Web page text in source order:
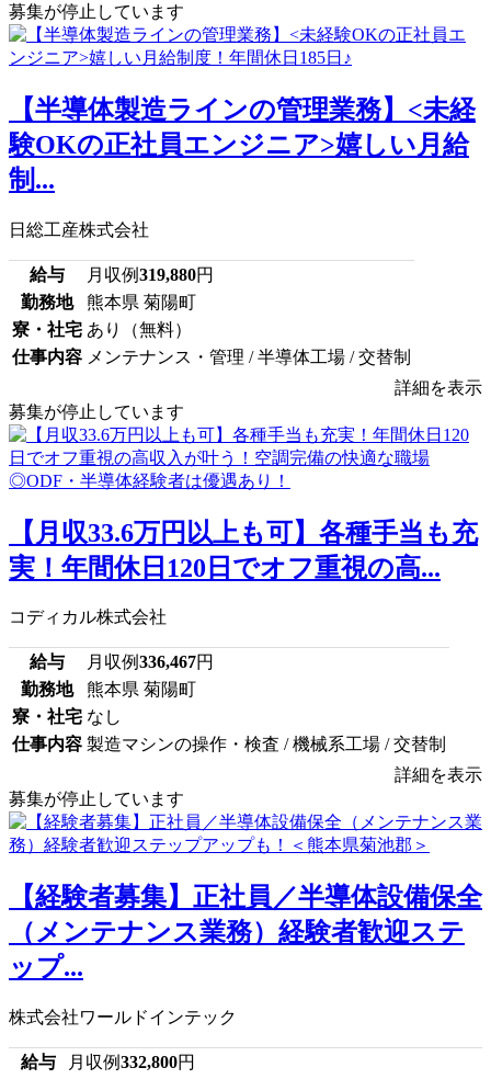
募集が停止しています
【半導体製造ラインの管理業務】<未経
験OKの正社員エンジニア>嬉しい月給
制...
日総工産株式会社
給与 月収例319,880円
勤務地
熊本県 菊陽町
寮・社宅 あり（無料）
仕事内容 メンテナンス・管理 / 半導体工場 / 交替制
詳細を表示
募集が停止しています
【月収33.6万円以上も可】各種手当も充
実！年間休日120日でオフ重視の高...
コディカル株式会社
給与 月収例336,467円
勤務地
熊本県 菊陽町
寮・社宅 なし
仕事内容 製造マシンの操作・検査 / 機械系工場 / 交替制
詳細を表示
募集が停止しています
【経験者募集】正社員／半導体設備保全
（メンテナンス業務）経験者歓迎ステ
ップ...
株式会社ワールドインテック
給与 月収例332,800円